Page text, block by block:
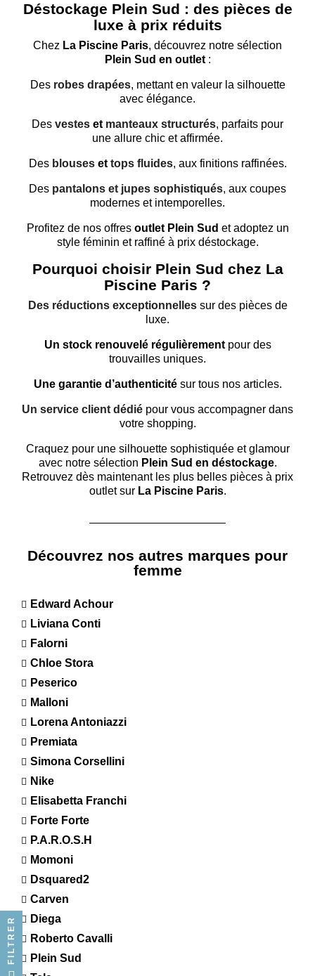
Déstockage Plein Sud : des pièces de
luxe à prix réduits
Chez La Piscine Paris, découvrez notre sélection
Plein Sud en outlet:
Des robes drapées, mettant en valeur la silhouette
avec élégance.
Des vestes et manteaux structurés, parfaits pour
une allure chic et affirmée.
Des blousesettops fluides, aux finitions raffinées.
Des pantalons et jupes sophistiqués, aux coupes
modernes et intemporelles.
Profitez de nos offres outlet Plein Sud et adoptez un
style féminin et raffiné à prix déstockage.
Pourquoi choisir Plein Sud chez La
Piscine Paris ?
Des réductions exceptionnellessur des pièces de
luxe.
Un stock renouvelé régulièrementpour des
trouvailles uniques.
Une garantie d’authenticitésur tous nos articles.
Un service client dédié pour vous accompagner dans
votre shopping.
Craquez pour une silhouette sophistiquée et glamour
avec notre sélection Plein Sud en déstockage.
Retrouvez dès maintenant les plus belles pièces à prix
outlet sur La Piscine Paris.
Découvrez nos autres marques pour
femme
Edward Achour
Liviana Conti
Falorni
Chloe Stora
Peserico
Malloni
Lorena Antoniazzi
Premiata
Simona Corsellini
Nike
Elisabetta Franchi
Forte Forte
P.A.R.O.S.H
Momoni
Dsquared2
Carven
Diega
Roberto Cavalli
Plein Sud
FILTRER